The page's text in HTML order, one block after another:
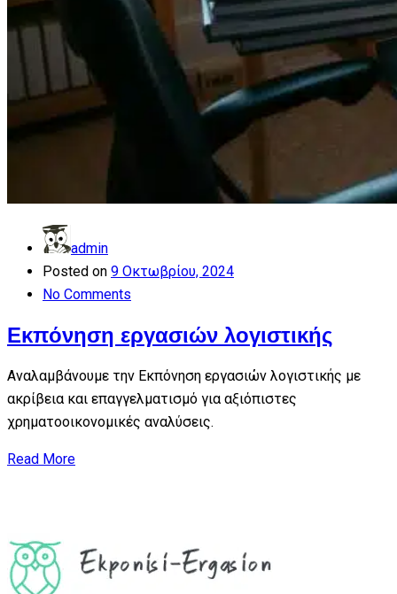
admin
Posted on 9 Οκτωβρίου, 2024
No Comments
Εκπόνηση εργασιών λογιστικής
Αναλαμβάνουμε την Εκπόνηση εργασιών λογιστικής με
ακρίβεια και επαγγελματισμό για αξιόπιστες
χρηματοοικονομικές αναλύσεις.
Read More